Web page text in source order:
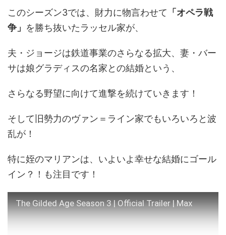
このシーズン3では、財力に物言わせて 「オペラ戦
争」 を勝ち抜いたラッセル家が、
夫・ジョージは鉄道事業のさらなる拡大、妻・バー
サは娘グラディスの名家との結婚という、
さらなる野望に向けて進撃を続けていきます！
そして旧勢力のヴァン＝ライン家でもいろいろと波
乱が！
特に姪のマリアンは、いよいよ幸せな結婚にゴール
イン？！も注目です！
The Gilded Age Season 3 | Official Trailer | Max